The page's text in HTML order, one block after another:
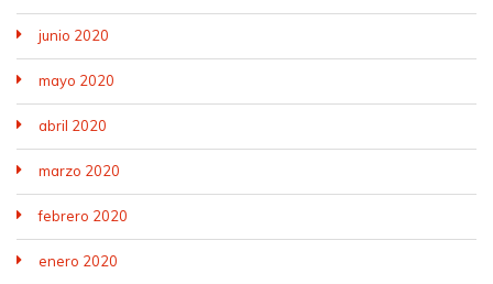
junio 2020
mayo 2020
abril 2020
marzo 2020
febrero 2020
enero 2020